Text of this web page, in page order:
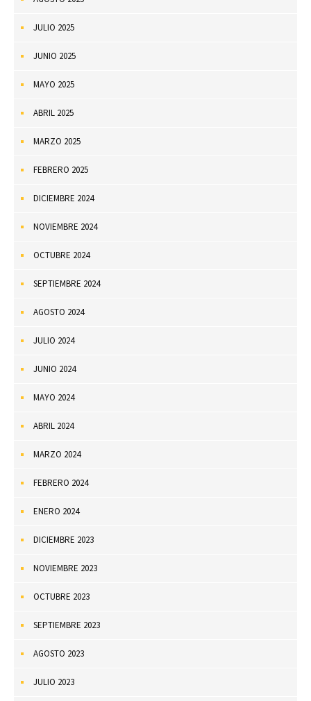
JULIO 2025
JUNIO 2025
MAYO 2025
ABRIL 2025
MARZO 2025
FEBRERO 2025
DICIEMBRE 2024
NOVIEMBRE 2024
OCTUBRE 2024
SEPTIEMBRE 2024
AGOSTO 2024
JULIO 2024
JUNIO 2024
MAYO 2024
ABRIL 2024
MARZO 2024
FEBRERO 2024
ENERO 2024
DICIEMBRE 2023
NOVIEMBRE 2023
OCTUBRE 2023
SEPTIEMBRE 2023
AGOSTO 2023
JULIO 2023